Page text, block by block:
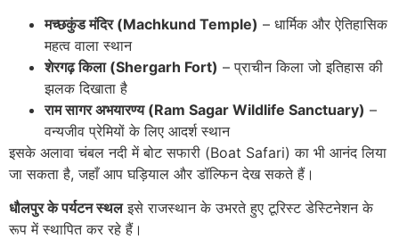
मच्छकुंड मंदिर (Machkund Temple) – धार्मिक और ऐतिहासिक
महत्व वाला स्थान
शेरगढ़ किला (Shergarh Fort) – प्राचीन किला जो इतिहास की
झलक दिखाता है
राम सागर अभयारण्य (Ram Sagar Wildlife Sanctuary) –
वन्यजीव प्रेमियों के लिए आदर्श स्थान
इसके अलावा चंबल नदी में बोट सफारी (Boat Safari) का भी आनंद लिया
जा सकता है, जहाँ आप घड़ियाल और डॉल्फिन देख सकते हैं।
धौलपुर के पर्यटन स्थलइसे राजस्थान के उभरते हुए टूरिस्ट डेस्टिनेशन के
रूप में स्थापित कर रहे हैं।